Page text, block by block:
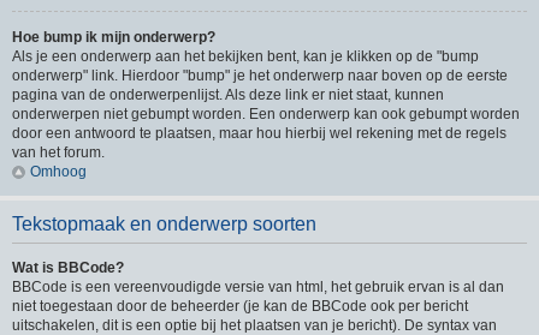
Hoe bump ik mijn onderwerp?
Als je een onderwerp aan het bekijken bent, kan je klikken op de "bump
onderwerp" link. Hierdoor "bump" je het onderwerp naar boven op de eerste
pagina van de onderwerpenlijst. Als deze link er niet staat, kunnen
onderwerpen niet gebumpt worden. Een onderwerp kan ook gebumpt worden
door een antwoord te plaatsen, maar hou hierbij wel rekening met de regels
van het forum.
Omhoog
Tekstopmaak en onderwerp soorten
Wat is BBCode?
BBCode is een vereenvoudigde versie van html, het gebruik ervan is al dan
niet toegestaan door de beheerder (je kan de BBCode ook per bericht
uitschakelen, dit is een optie bij het plaatsen van je bericht). De syntax van